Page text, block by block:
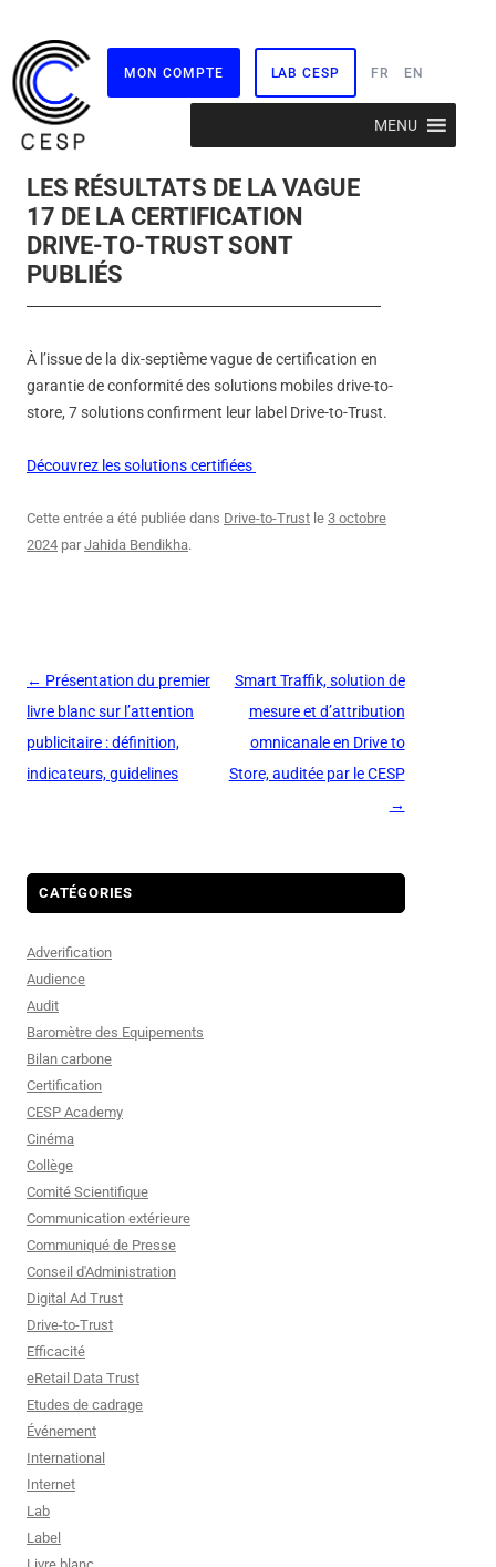
MON COMPTE LAB CESP FR EN
MENU
LES RÉSULTATS DE LA VAGUE
17 DE LA CERTIFICATION
DRIVE-TO-TRUST SONT
PUBLIÉS
À l’issue de la dix-septième vague de certification en
garantie de conformité des solutions mobiles drive-to-
store, 7 solutions confirment leur label Drive-to-Trust.
Découvrez les solutions certifiées
Cette entrée a été publiée dans Drive-to-Trust le 3 octobre
2024 parJahida Bendikha.
Navigation
des
articles
← Présentation du premier
livre blanc sur l’attention
publicitaire : définition,
indicateurs, guidelines
Smart Traffik, solution de
mesure et d’attribution
omnicanale en Drive to
Store, auditée par le CESP
→
CATÉGORIES
Adverification
Audience
Audit
Baromètre des Equipements
Bilan carbone
Certification
CESP Academy
Cinéma
Collège
Comité Scientifique
Communication extérieure
Communiqué de Presse
Conseil d'Administration
Digital Ad Trust
Drive-to-Trust
Efficacité
eRetail Data Trust
Etudes de cadrage
Événement
International
Internet
Lab
Label